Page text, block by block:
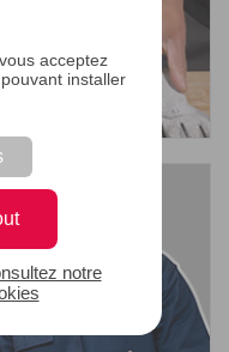
acceptez
installer
notre